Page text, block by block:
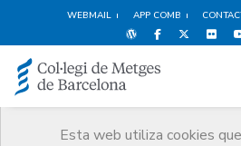
WEBMAIL APP COMB
Esta web utiliza cookies